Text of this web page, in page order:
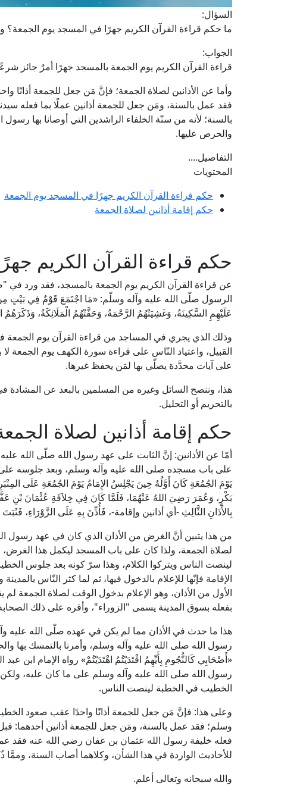
السؤال:
ما حكم قراءة القرآن الكريم جهرًا في المسجد يوم الجمعة؟
الجواب:
قراءة القرآن الكريم يوم الجمعة بالمسجد جهرًا أمرٌ جائز
وأما عن الأذانين لصلاة الجمعة؛ فإنَّ مَن جعل للجمعة أذانًا
فقد عمل بالسنة، ومَن جعل للجمعة أذانين عملًا بما فعله
بالسنة؛ لأنه من سنّة الخلفاء الراشدين التي أوصانا بها
والحرص عليها.
التفاصيل....
المحتويات
حكم قراءة القرآن الكريم جهرًا في المسجد يوم الجمعة
حكم إقامة أذانين لصلاة الجمعة
حكم قراءة القرآن الكريم
عن قراءة القرآن الكريم يوم الجمعة بالمسجد، فقد ورد
الرسول صلّى الله عليه وآله وسلّم: «مَا اجْتَمَعَ قَوْمٌ فِي بَيْتٍ مِنْ
عَلَيْهِمِ السَّكِينَةُ، وَغَشِيَتْهُمُ الرَّحْمَةُ، وَحَفَّتْهُمُ الْمَلَائِكَةُ، وَذَكَرَهُمُ
وذلك الذي يجري في المساجد من قراءة القرآن يوم
القبيل، واعتياد النّاس على قراءة سورة الكهف يوم الجمعة لا
على آيات محدَّدة يصلّي بها لمَن يحفظ غيرها.
هذا، وننصح السائل وغيره من المسلمين بالبعد عن
بالتحريم أو التحليل.
حكم إقامة أذانين لصلاة
أمّا عن الأذانين: إنَّ الثابت على عهد رسول الله صلّى الله
على باب مسجده صلى الله عليه وآله وسلم، وبعد جلوسه على
يَوْمَ الجُمُعَةِ كَانَ أَوَّلُهُ حِينَ يَجْلِسُ الإِمَامُ يَوْمَ الجُمُعَةِ عَلَى
بَكْرٍ، وَعُمَرَ رَضِيَ اللهُ عَنْهُمَا، فَلَمَّا كَانَ فِي خِلاَفَةِ عُثْمَانَ بْنِ
بِالأَذَانِ الثَّالِثِ -أي أذانين وإقامة-، فَأُذِّنَ بِهِ عَلَى الزَّوْرَاءِ،
من هذا يتبين أنَّ الغرض من الأذان الذي كان في عهد رسول
لصلاة الجمعة، ولذا كان على باب المسجد ليكمل هذا
لينصت الناس ويتركوا الكلام، وهذا سرّ كونه بعد جلوس
الإقامة فإنّها للإعلام بالدخول فيها، ثم لما كثر النّاس
الأول من الأذان، وهو الإعلام بدخول الوقت لصلاة الجمعة
بفعله بسوق المدينة يسمى "الزوراء"، وأقره على ذلك
هذا ما حدث في الأذان مما لم يكن في عهده صلّى الله عليه
رسول الله صلى الله عليه وآله وسلم، وأمرنا بالتمسك بها
«أَصْحَابِي كَالنُّجُومِ بِأَيِّهِمُ اقْتَدَيْتُمُ اهْتَدَيْتُمْ» رواه الإمام ابن
رسول الله صلى الله عليه وآله وسلم على ما كان عليه،
الخطيب في الخطبة لينصت الناس.
وعلى هذا: فإنَّ مَن جعل للجمعة أذانًا واحدًا عقب صعود
وسلم؛ فقد عمل بالسنة، ومَن جعل للجمعة أذانين أحدهما:
فعله خليفة رسول الله عثمان بن عفان رضي الله عنه فقد
للأحاديث الواردة في هذا الشأن، وكلاهما أصاب السنة،
والله سبحانه وتعالى أعلم.